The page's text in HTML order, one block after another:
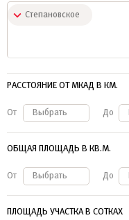
Степановское
РАССТОЯНИЕ ОТ МКАД В КМ.
От Выбрать До
ОБЩАЯ ПЛОЩАДЬ В КВ.М.
От Выбрать До
ПЛОЩАДЬ УЧАСТКА В СОТКАХ